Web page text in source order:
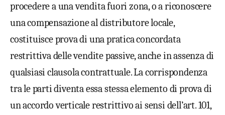
procedere a una vendita fuori zona, o a riconoscere
una compensazione al distributore locale,
costituisce prova di una pratica concordata
restrittiva delle vendite passive, anche in assenza di
qualsiasi clausola contrattuale. La corrispondenza
tra le parti diventa essa stessa elemento di prova di
un accordo verticale restrittivo ai sensi dell’art. 101,